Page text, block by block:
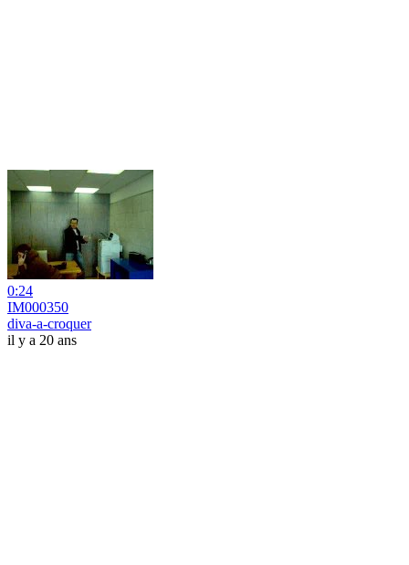
0:24
IM000350
diva-a-croquer
il y a 20 ans